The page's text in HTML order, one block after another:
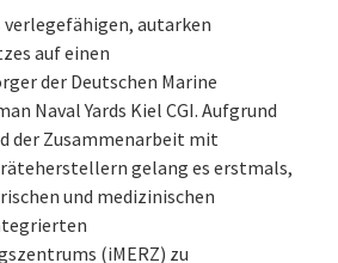
autarken
auf einen
der Deutschen Marine
Naval Yards Kiel CGI. Aufgrund
der Zusammenarbeit mit
gelang es erstmals,
und medizinischen
(iMERZ) zu